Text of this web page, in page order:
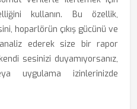
kullanın. Bu özellik,
hoparlörün çıkış gücünü ve
analiz ederek size bir rapor
sesinizi duyamıyorsanız,
uygulama izinlerinizde